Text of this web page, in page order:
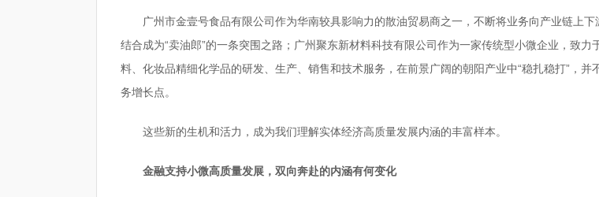
广州市金壹号食品有限公司作为华南较具影响力的散油贸易商之一，不断将业务向产业链上下
结合成为“卖油郎”的一条突围之路；广州聚东新材料科技有限公司作为一家传统型小微企业，致力
料、化妆品精细化学品的研发、生产、销售和技术服务，在前景广阔的朝阳产业中“稳扎稳打”，并
务增长点。
这些新的生机和活力，成为我们理解实体经济高质量发展内涵的丰富样本。
金融支持小微高质量发展，双向奔赴的内涵有何变化